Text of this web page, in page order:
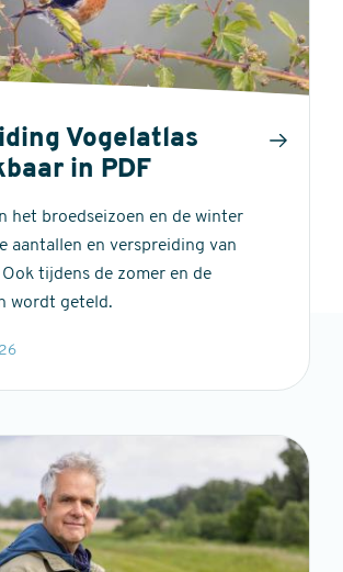
Vogelatlas
in PDF
het broedseizoen en de winter
aantallen en verspreiding van
tijdens de zomer en de
wordt geteld.